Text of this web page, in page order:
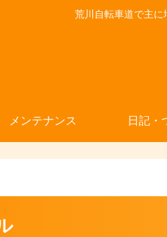
荒川自転車道で主
メンテナンス 日記・